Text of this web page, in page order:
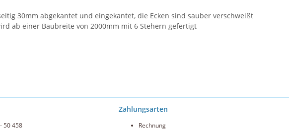
30mm abgekantet und eingekantet, die Ecken sind sauber verschweißt
ab einer Baubreite von 2000mm mit 6 Stehern gefertigt
50 458
Zahlungsarten
Rechnung